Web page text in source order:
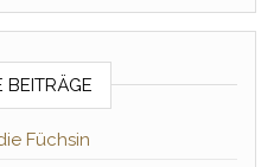
BEITRÄGE
Füchsin